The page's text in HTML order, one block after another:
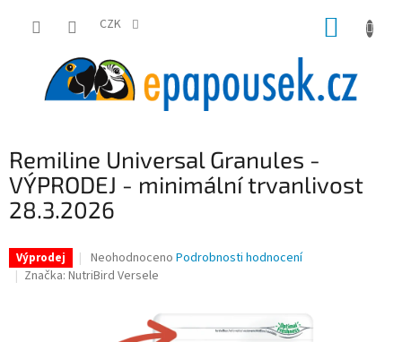
CZK
Remiline Universal Granules -
VÝPRODEJ - minimální trvanlivost
28.3.2026
Výprodej
Průměrné
hodnocení
Neohodnoceno Podrobnosti hodnocení
Značka: NutriBird Versele